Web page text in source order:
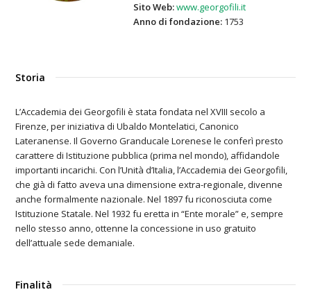
Sito Web:www.georgofili.it
Anno di fondazione: 1753
Storia
L’Accademia dei Georgofili è stata fondata nel XVIII secolo a
Firenze, per iniziativa di Ubaldo Montelatici, Canonico
Lateranense. Il Governo Granducale Lorenese le conferì presto
carattere di Istituzione pubblica (prima nel mondo), affidandole
importanti incarichi. Con l’Unità d’Italia, l’Accademia dei Georgofili,
che già di fatto aveva una dimensione extra-regionale, divenne
anche formalmente nazionale. Nel 1897 fu riconosciuta come
Istituzione Statale. Nel 1932 fu eretta in “Ente morale” e, sempre
nello stesso anno, ottenne la concessione in uso gratuito
dell’attuale sede demaniale.
Finalità